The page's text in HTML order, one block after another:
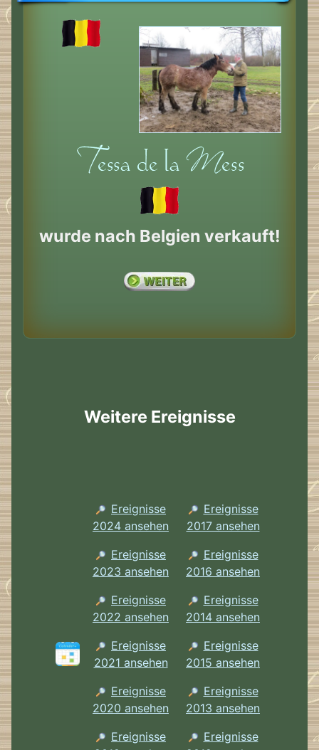
wurde nach Belgien verkauft!
Weitere Ereignisse
Ereignisse
2024 ansehen
Ereignisse
2023 ansehen
Ereignisse
2022 ansehen
Ereignisse
2021 ansehen
Ereignisse
2020 ansehen
Ereignisse
Ereignisse
2017 ansehen
Ereignisse
2016 ansehen
Ereignisse
2014 ansehen
Ereignisse
2015 ansehen
Ereignisse
2013 ansehen
Ereignisse